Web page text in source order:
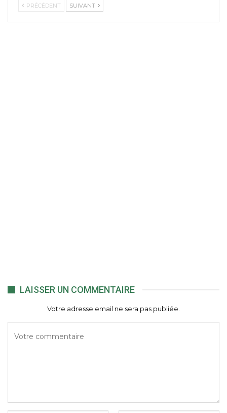
PRÉCÉDENT SUIVANT
LAISSER UN COMMENTAIRE
Votre adresse email ne sera pas publiée.